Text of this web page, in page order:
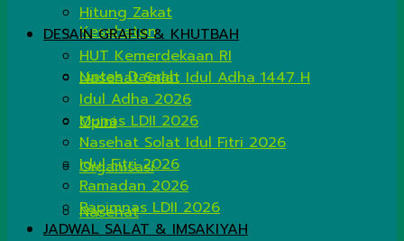
Kesehatan
Lintas Daerah
Opini
Organisasi
Nasehat
Hitung Zakat
DESAIN GRAFIS & KHUTBAH
HUT Kemerdekaan RI
Nasehat Salat Idul Adha 1447 H
Idul Adha 2026
Munas LDII 2026
Nasehat Solat Idul Fitri 2026
Idul Fitri 2026
Ramadan 2026
Rapimnas LDII 2026
JADWAL SALAT & IMSAKIYAH